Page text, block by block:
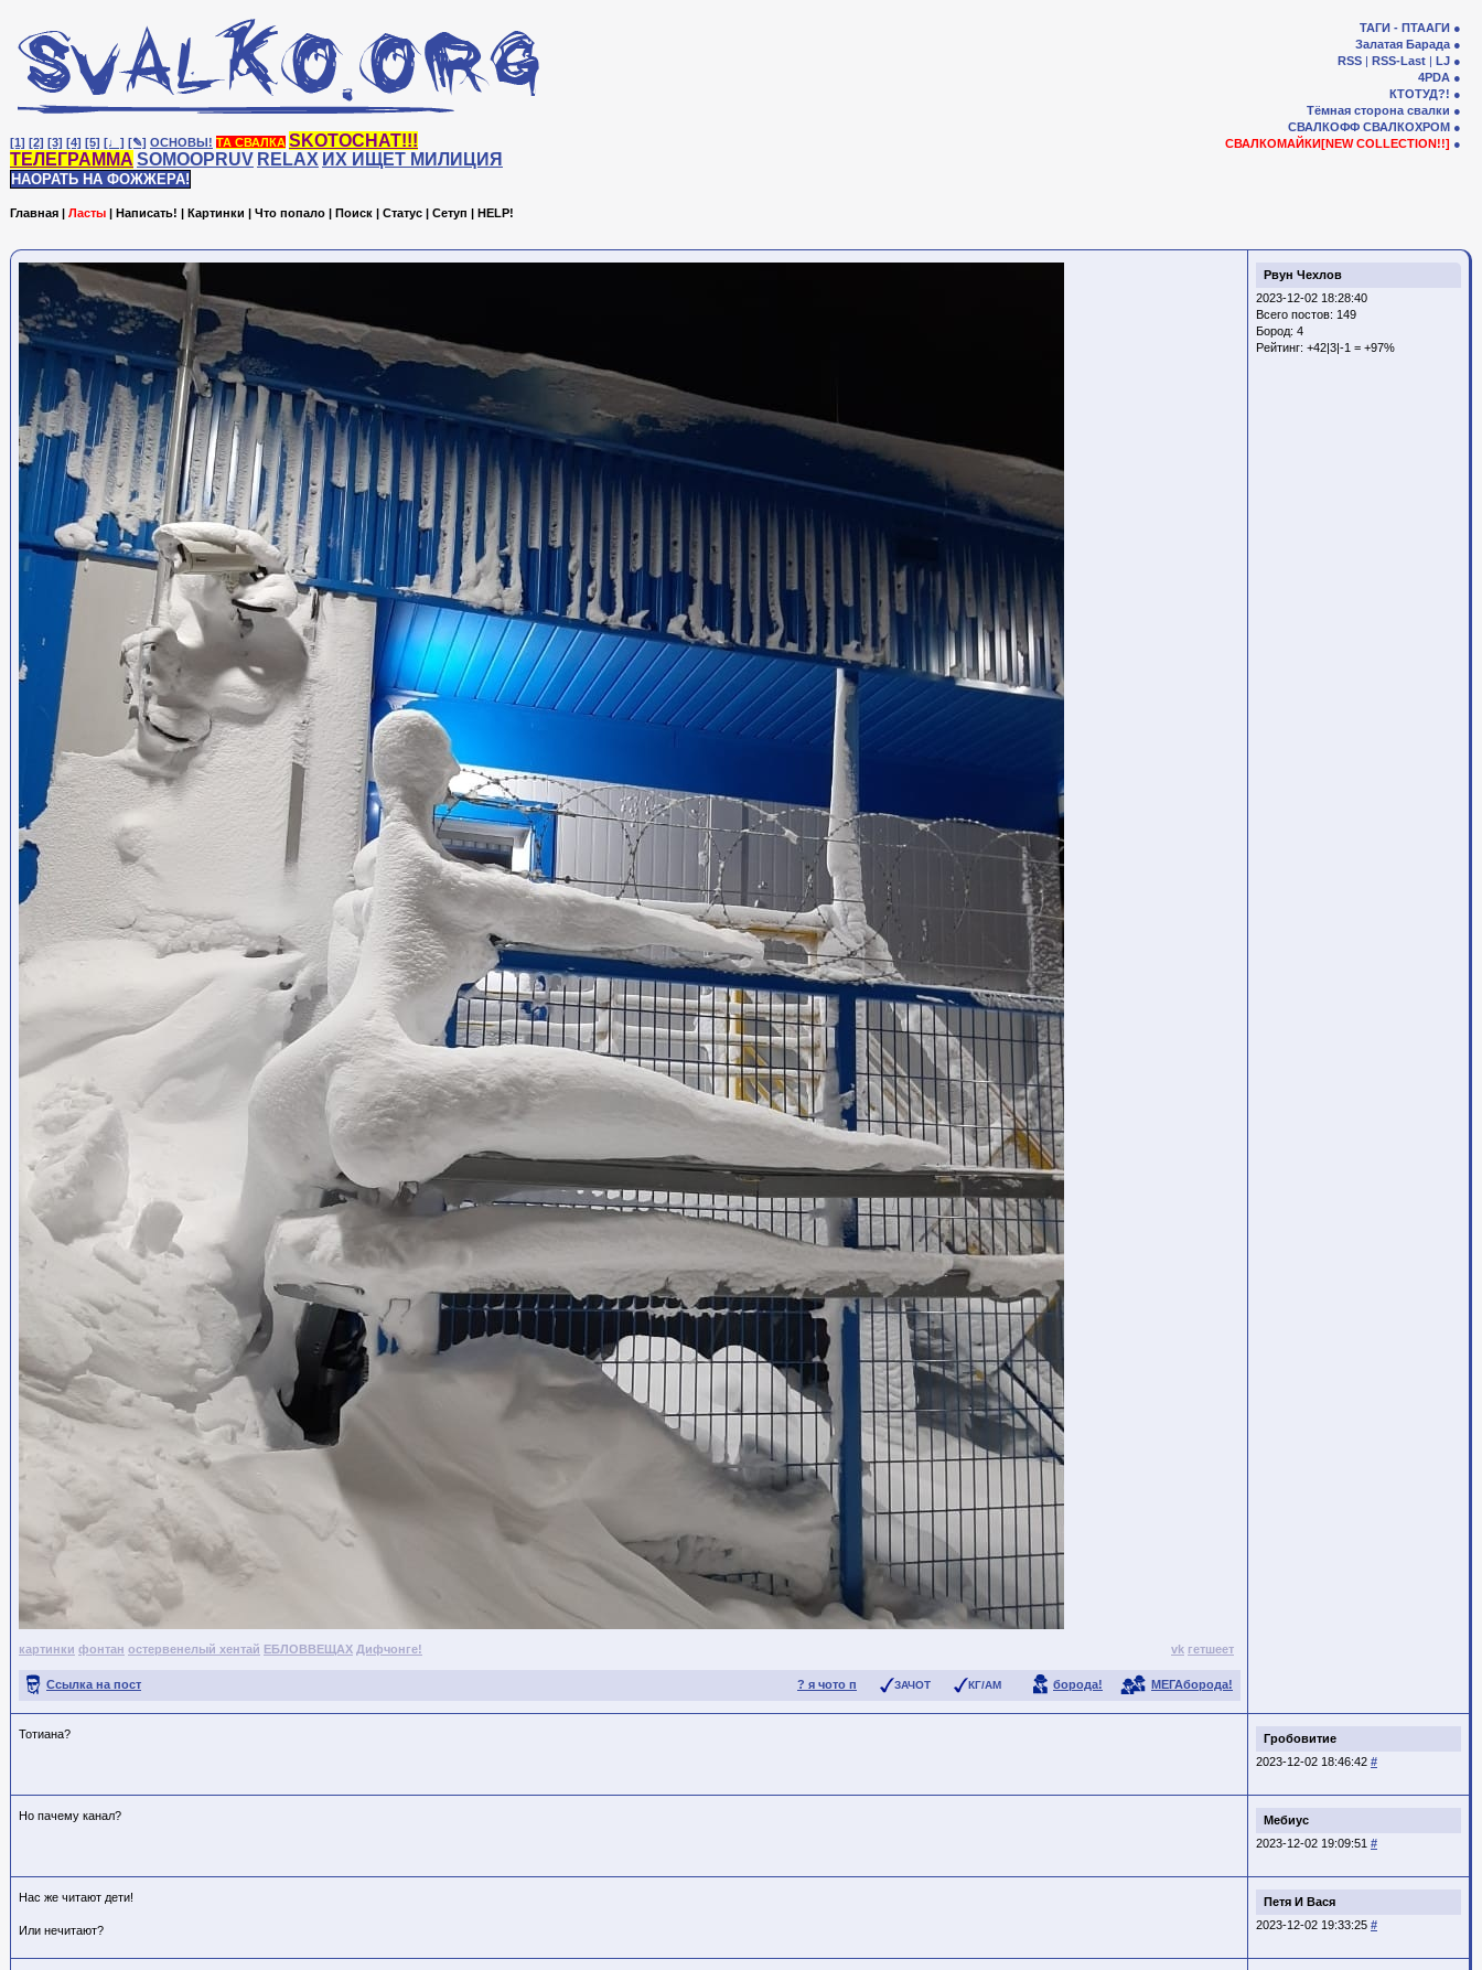
[1] [2] [3] [4] [5] [♩] [✎] ОСНОВЫ! ТА СВАЛКА SKOTOCHAT!!!
ТЕЛЕГРАММА SOMOOPRUV RELAX ИХ ИЩЕТ МИЛИЦИЯ
НАОРАТЬ НА ФОЖЖЕРА!
ТАГИ - ПТААГИ
Залатая Барада
RSS | RSS-Last | LJ
4PDA
КТОТУД?!
Тёмная сторона свалки
СВАЛКОФФ СВАЛКОХРОМ
СВАЛКОМАЙКИ[NEW COLLECTION!!]
Главная | Ласты | Написать! | Картинки | Что попало | Поиск | Статус | Сетуп | HELP!
Рвун Чехлов
2023-12-02 18:28:40
Всего постов: 149
Бород: 4
Рейтинг: +42|3|-1 = +97%
картинки фонтан остервенелый хентай ЕБЛОВВЕЩАХ Дифчонге! vk гетшеет
? я чото п ЗАЧОТ КГ/АМ борода! МЕГАборода!
Ссылка на пост
Гробовитие
2023-12-02 18:46:42 #
Тотиана?
Мебиус
2023-12-02 19:09:51 #
Но пачему канал?
Петя И Вася
2023-12-02 19:33:25 #
Нас же читают дети!
Или нечитают?